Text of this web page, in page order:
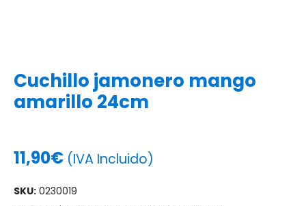
Cuchillo jamonero mango
amarillo 24cm
11,90€ (IVA Incluido)
SKU: 0230019